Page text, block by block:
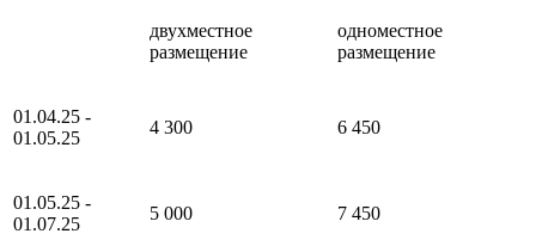
двухместное
размещение
одноместное
размещение
01.04.25 -
01.05.25
4 300 6 450
01.05.25 -
01.07.25
5 000 7 450